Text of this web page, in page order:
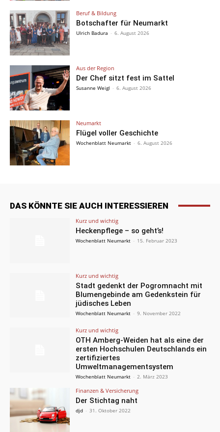
Beruf & Bildung
Botschafter für Neumarkt
Ulrich Badura - 6. August 2026
Aus der Region
Der Chef sitzt fest im Sattel
Susanne Weigl - 6. August 2026
Neumarkt
Flügel voller Geschichte
Wochenblatt Neumarkt - 6. August 2026
DAS KÖNNTE SIE AUCH INTERESSIEREN
Kurz und wichtig
Heckenpflege – so geht’s!
Wochenblatt Neumarkt - 15. Februar 2023
Kurz und wichtig
Stadt gedenkt der Pogromnacht mit
Blumengebinde am Gedenkstein für
jüdisches Leben
Wochenblatt Neumarkt - 9. November 2022
Kurz und wichtig
OTH Amberg-Weiden hat als eine der
ersten Hochschulen Deutschlands ein
zertifiziertes
Umweltmanagementsystem
Wochenblatt Neumarkt - 2. März 2023
Finanzen & Versicherung
Der Stichtag naht
djd - 31. Oktober 2022